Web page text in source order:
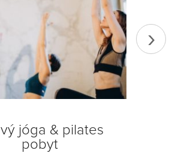
jóga & pilates
pobyt
›